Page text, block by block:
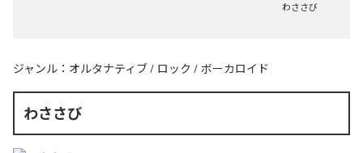
わささび
ジャンル： オルタナティブ / ロック / ボーカロイド
わささび